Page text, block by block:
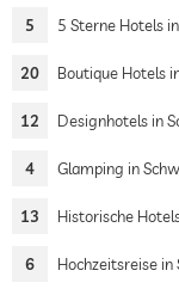
5 5 Sterne Hotels
20 Boutique Hotels
12 Designhotels in
4 Glamping in
13 Historische
6 Hochzeitsreise in